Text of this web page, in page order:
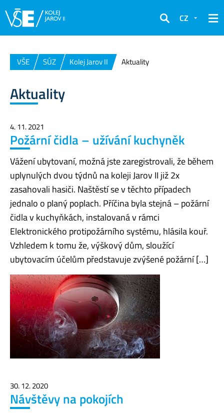
Hledat
CZ
VŠE SÚZ Kolej Jarov II Aktuality
Aktuality
4. 11. 2021
Požární čidla – užívání kuchyněk
Vážení ubytovaní, možná jste zaregistrovali, že během
uplynulých dvou týdnů na koleji Jarov II již 2x
zasahovali hasiči. Naštěstí se v těchto případech
jednalo o planý poplach. Příčina byla stejná – požární
čidla v kuchyňkách, instalovaná v rámci
Elektronického protipožárního systému, hlásila kouř.
Vzhledem k tomu že, výškový dům, sloužící
ubytovacím účelům představuje zvýšené požární […]
30. 12. 2020
Návštěvy na pokojích